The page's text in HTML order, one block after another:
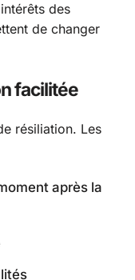
des
de changer
facilitée
résiliation. Les
après la